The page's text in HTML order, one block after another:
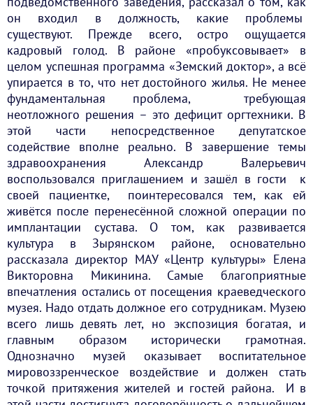
он входил в должность, какие проблемы
существуют. Прежде всего, остро ощущается
кадровый голод. В районе «пробуксовывает» в
целом успешная программа «Земский доктор», а всё
упирается в то, что нет достойного жилья. Не менее
фундаментальная проблема, требующая
неотложного решения – это дефицит оргтехники. В
этой части непосредственное депутатское
содействие вполне реально. В завершение темы
здравоохранения Александр Валерьевич
воспользовался приглашением и зашёл в гости к
своей пациентке, поинтересовался тем, как ей
живётся после перенесённой сложной операции по
имплантации сустава. О том, как развивается
культура в Зырянском районе, основательно
рассказала директор МАУ «Центр культуры» Елена
Викторовна Микинина. Самые благоприятные
впечатления остались от посещения краеведческого
музея. Надо отдать должное его сотрудникам. Музею
всего лишь девять лет, но экспозиция богатая, и
главным образом исторически грамотная.
Однозначно музей оказывает воспитательное
мировоззренческое воздействие и должен стать
точкой притяжения жителей и гостей района. И в